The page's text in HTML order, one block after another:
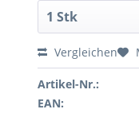
Vergleichen
Artikel-Nr.:
EAN: